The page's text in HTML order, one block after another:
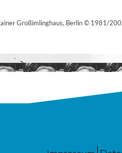
Großimlinghaus, Berlin © 1981/